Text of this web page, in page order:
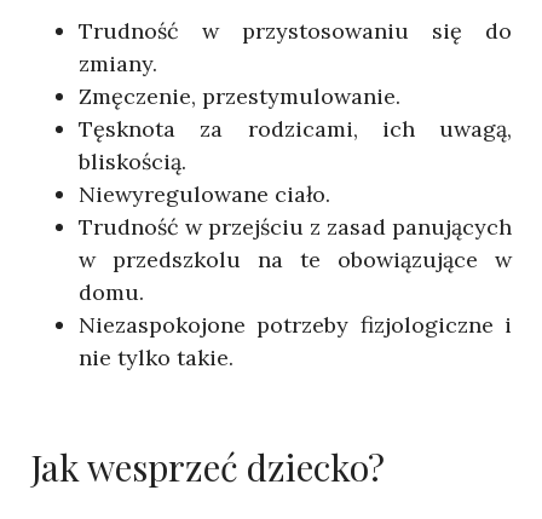
Trudność w przystosowaniu się do
zmiany.
Zmęczenie, przestymulowanie.
Tęsknota za rodzicami, ich uwagą,
bliskością.
Niewyregulowane ciało.
Trudność w przejściu z zasad panujących
w przedszkolu na te obowiązujące w
domu.
Niezaspokojone potrzeby fizjologiczne i
nie tylko takie.
Jak wesprzeć dziecko?